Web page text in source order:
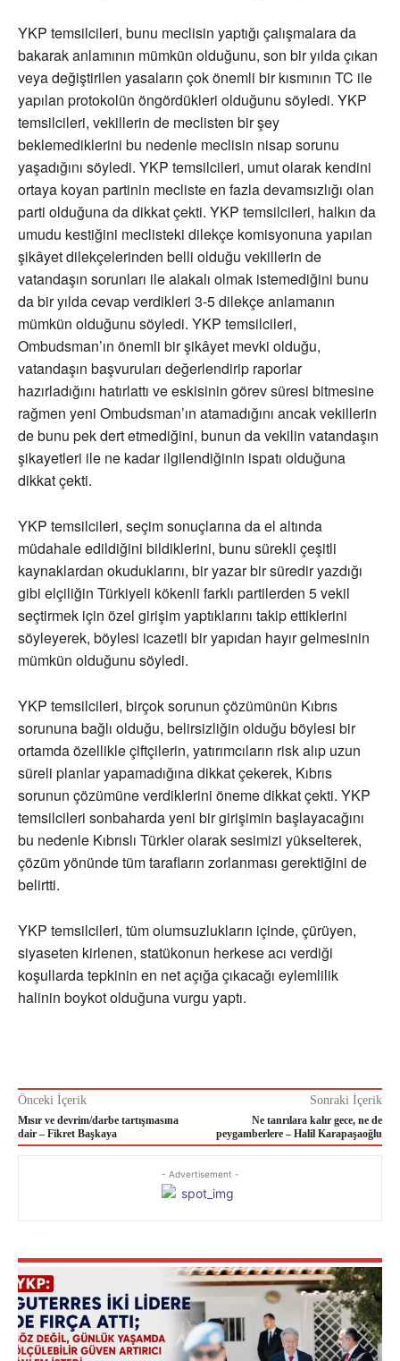
YKP temsilcileri, bunu meclisin yaptığı çalışmalara da
bakarak anlamının mümkün olduğunu, son bir yılda çıkan
veya değiştirilen yasaların çok önemli bir kısmının TC ile
yapılan protokolün öngördükleri olduğunu söyledi. YKP
temsilcileri, vekillerin de meclisten bir şey
beklemediklerini bu nedenle meclisin nisap sorunu
yaşadığını söyledi. YKP temsilcileri, umut olarak kendini
ortaya koyan partinin mecliste en fazla devamsızlığı olan
parti olduğuna da dikkat çekti. YKP temsilcileri, halkın da
umudu kestiğini meclisteki dilekçe komisyonuna yapılan
şikâyet dilekçelerinden belli olduğu vekillerin de
vatandaşın sorunları ile alakalı olmak istemediğini bunu
da bir yılda cevap verdikleri 3-5 dilekçe anlamanın
mümkün olduğunu söyledi. YKP temsilcileri,
Ombudsman’ın önemli bir şikâyet mevki olduğu,
vatandaşın başvuruları değerlendirip raporlar
hazırladığını hatırlattı ve eskisinin görev süresi bitmesine
rağmen yeni Ombudsman’ın atamadığını ancak vekillerin
de bunu pek dert etmediğini, bunun da vekilin vatandaşın
şikayetleri ile ne kadar ilgilendiğinin ispatı olduğuna
dikkat çekti.
YKP temsilcileri, seçim sonuçlarına da el altında
müdahale edildiğini bildiklerini, bunu sürekli çeşitli
kaynaklardan okuduklarını, bir yazar bir süredir yazdığı
gibi elçiliğin Türkiyeli kökenli farklı partilerden 5 vekil
seçtirmek için özel girişim yaptıklarını takip ettiklerini
söyleyerek, böylesi icazetli bir yapıdan hayır gelmesinin
mümkün olduğunu söyledi.
YKP temsilcileri, birçok sorunun çözümünün Kıbrıs
sorununa bağlı olduğu, belirsizliğin olduğu böylesi bir
ortamda özellikle çiftçilerin, yatırımcıların risk alıp uzun
süreli planlar yapamadığına dikkat çekerek, Kıbrıs
sorunun çözümüne verdiklerini öneme dikkat çekti. YKP
temsilcileri sonbaharda yeni bir girişimin başlayacağını
bu nedenle Kıbrıslı Türkler olarak sesimizi yükselterek,
çözüm yönünde tüm tarafların zorlanması gerektiğini de
belirtti.
YKP temsilcileri, tüm olumsuzlukların içinde, çürüyen,
siyaseten kirlenen, statükonun herkese acı verdiği
koşullarda tepkinin en net açığa çıkacağı eylemlilik
halinin boykot olduğuna vurgu yaptı.
Önceki İçerik
Mısır ve devrim/darbe tartışmasına
dair – Fikret Başkaya
Sonraki İçerik
Ne tanrılara kalır gece, ne de
peygamberlere – Halil Karapaşaoğlu
- Advertisement -